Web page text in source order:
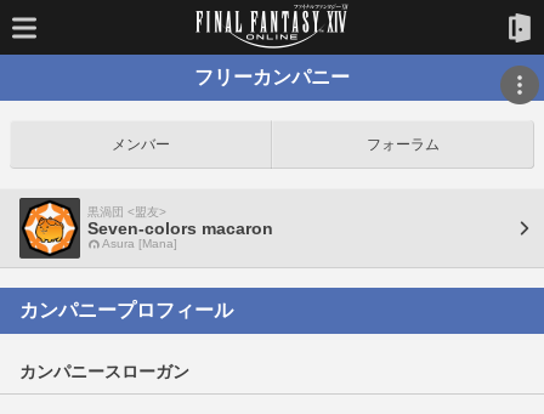
フリーカンパニー
メンバー フォーラム
黒渦団 <盟友>
Seven-colors macaron
Asura [Mana]
カンパニープロフィール
カンパニースローガン